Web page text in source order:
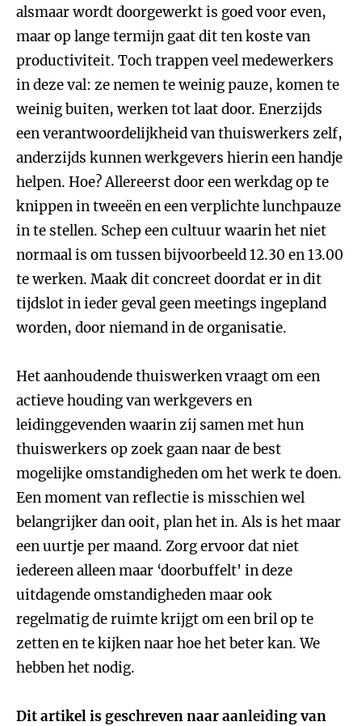
alsmaar wordt doorgewerkt is goed voor even,
maar op lange termijn gaat dit ten koste van
productiviteit. Toch trappen veel medewerkers
in deze val: ze nemen te weinig pauze, komen te
weinig buiten, werken tot laat door. Enerzijds
een verantwoordelijkheid van thuiswerkers zelf,
anderzijds kunnen werkgevers hierin een handje
helpen. Hoe? Allereerst door een werkdag op te
knippen in tweeën en een verplichte lunchpauze
in te stellen. Schep een cultuur waarin het niet
normaal is om tussen bijvoorbeeld 12.30 en 13.00
te werken. Maak dit concreet doordat er in dit
tijdslot in ieder geval geen meetings ingepland
worden, door niemand in de organisatie.
Het aanhoudende thuiswerken vraagt om een
actieve houding van werkgevers en
leidinggevenden waarin zij samen met hun
thuiswerkers op zoek gaan naar de best
mogelijke omstandigheden om het werk te doen.
Een moment van reflectie is misschien wel
belangrijker dan ooit, plan het in. Als is het maar
een uurtje per maand. Zorg ervoor dat niet
iedereen alleen maar ‘doorbuffelt' in deze
uitdagende omstandigheden maar ook
regelmatig de ruimte krijgt om een bril op te
zetten en te kijken naar hoe het beter kan. We
hebben het nodig.
Dit artikel is geschreven naar aanleiding van